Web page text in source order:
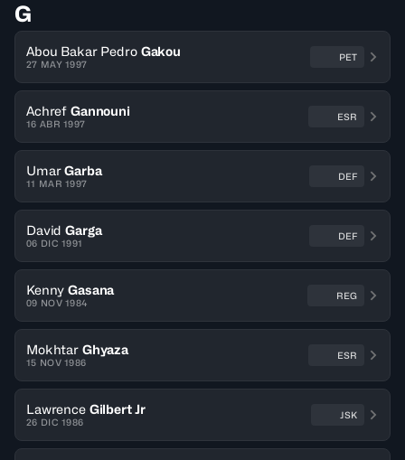
G
Abou Bakar Pedro Gakou
27 MAY 1997
PET
Achref Gannouni
16 ABR 1997
ESR
Umar Garba
11 MAR 1997
DEF
David Garga
06 DIC 1991
DEF
Kenny Gasana
09 NOV 1984
REG
Mokhtar Ghyaza
15 NOV 1986
ESR
Lawrence Gilbert Jr
26 DIC 1986
JSK